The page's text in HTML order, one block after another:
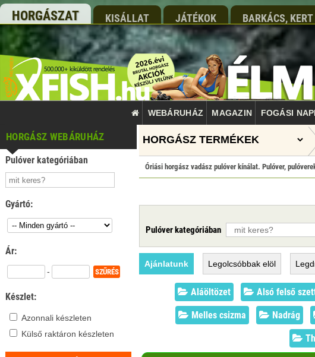
HORGÁSZAT KISÁLLAT JÁTÉKOK BARKÁCS, KERT
WEBÁRUHÁZ MAGAZIN FOGÁSI
HORGÁSZ WEBÁRUHÁZ
Pulóver kategóriában
Gyártó:
Ár:
-
Készlet:
Azonnali készleten
Külső raktáron készleten
Óriási horgász vadász pulóver kínálat. Pulóver,
Pulóver kategóriában
Ajánlatunk Legolcsóbbak elöl
Aláöltözet Alsó felső
Melles csizma Nadrág